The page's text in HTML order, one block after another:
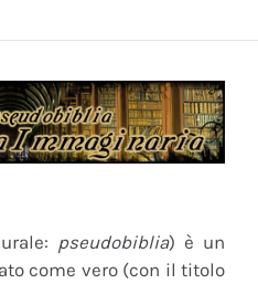
pseudobiblia) è un
come vero (con il titolo